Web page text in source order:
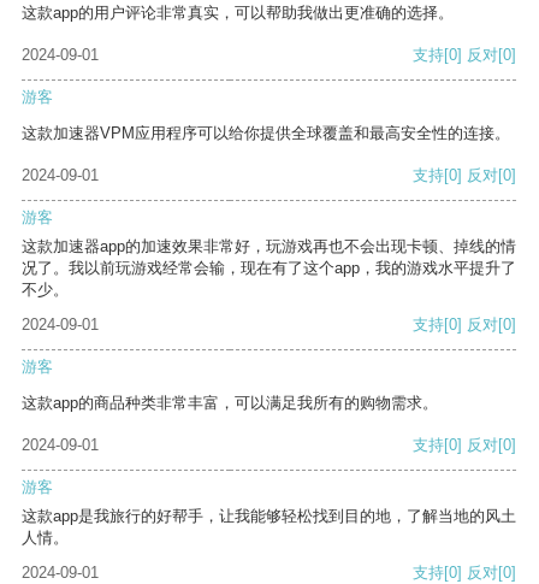
这款app的用户评论非常真实，可以帮助我做出更准确的选择。
2024-09-01 支持[0] 反对[0]
游客
这款加速器VPM应用程序可以给你提供全球覆盖和最高安全性的连接。
2024-09-01 支持[0] 反对[0]
游客
这款加速器app的加速效果非常好，玩游戏再也不会出现卡顿、掉线的情
况了。我以前玩游戏经常会输，现在有了这个app，我的游戏水平提升了
不少。
2024-09-01
支持[0] 反对[0]
游客
这款app的商品种类非常丰富，可以满足我所有的购物需求。
2024-09-01 支持[0] 反对[0]
游客
这款app是我旅行的好帮手，让我能够轻松找到目的地，了解当地的风土
人情。
2024-09-01
支持[0] 反对[0]